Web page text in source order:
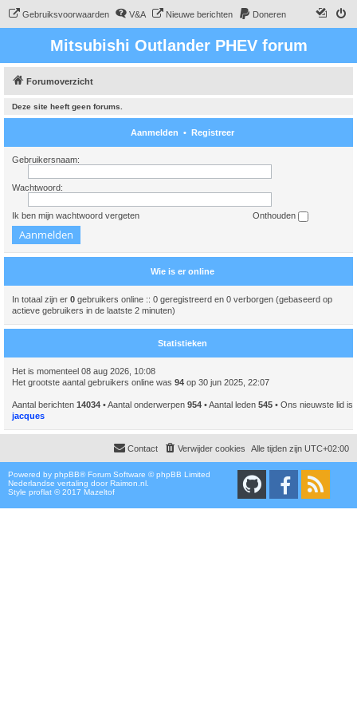
Gebruiksvoorwaarden V&A Nieuwe berichten Doneren
Mitsubishi Outlander PHEV forum
Forumoverzicht
Deze site heeft geen forums.
Aanmelden • Registreer
Gebruikersnaam:
Wachtwoord:
Ik ben mijn wachtwoord vergeten Onthouden
Wie is er online
In totaal zijn er 0 gebruikers online :: 0 geregistreerd en 0 verborgen (gebaseerd op
actieve gebruikers in de laatste 2 minuten)
Statistieken
Het is momenteel 08 aug 2026, 10:08
Het grootste aantal gebruikers online was 94 op 30 jun 2025, 22:07
Aantal berichten 14034 • Aantal onderwerpen 954 • Aantal leden 545 • Ons nieuwste lid is
jacques
Alle tijden zijn UTC+02:00
Verwijder cookies
Contact
Powered by phpBB® Forum Software © phpBB Limited
Nederlandse vertaling door Raimon.nl
Style proflat © 2017 Mazeltof